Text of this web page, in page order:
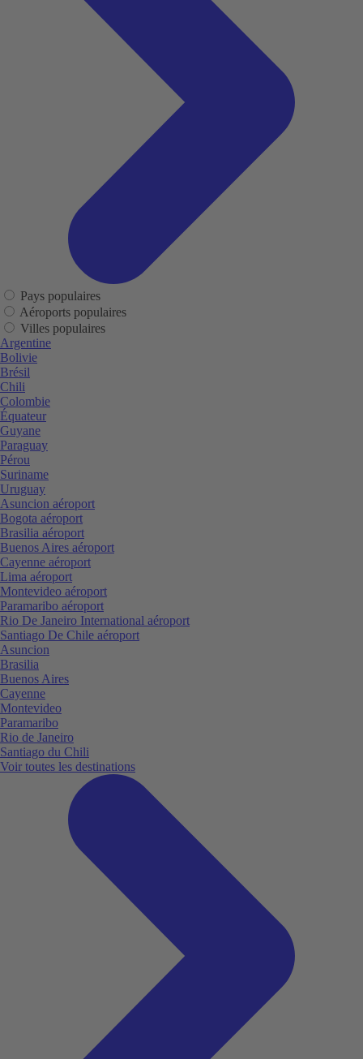
Pays populaires
Aéroports populaires
Villes populaires
Argentine
Bolivie
Brésil
Chili
Colombie
Équateur
Guyane
Paraguay
Pérou
Suriname
Uruguay
Asuncion aéroport
Bogota aéroport
Brasilia aéroport
Buenos Aires aéroport
Cayenne aéroport
Lima aéroport
Montevideo aéroport
Paramaribo aéroport
Rio De Janeiro International aéroport
Santiago De Chile aéroport
Asuncion
Brasilia
Buenos Aires
Cayenne
Montevideo
Paramaribo
Rio de Janeiro
Santiago du Chili
Voir toutes les destinations